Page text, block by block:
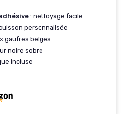
: nettoyage facile
personnalisée
gaufres belges
noire sobre
incluse